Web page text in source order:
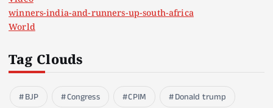
winners-india-and-runners-up-south-africa
World
Tag Clouds
BJP Congress CPIM
Donald trump